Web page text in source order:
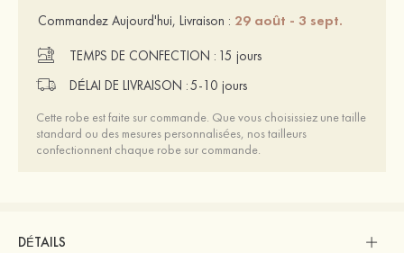
Commandez Aujourd'hui, Livraison : 29 août - 3 sept.
TEMPS DE CONFECTION : 15 jours
DÉLAI DE LIVRAISON :5-10 jours
Cette robe est faite sur commande. Que vous choisissiez une taille
standard ou des mesures personnalisées, nos tailleurs
confectionnent chaque robe sur commande.
DÉTAILS